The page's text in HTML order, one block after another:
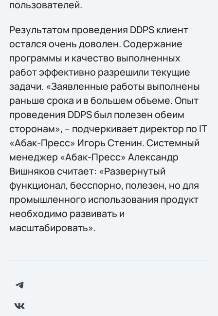
пользователей.
Результатом проведения DDPS клиент
остался очень доволен. Содержание
программы и качество выполненных
работ эффективно разрешили текущие
задачи. «Заявленные работы выполнены
раньше срока и в большем объеме. Опыт
проведения DDPS был полезен обеим
сторонам», – подчеркивает директор по IТ
«Абак-Пресс» Игорь Стенин. Системный
менеджер «Абак-Пресс» Александр
Вишняков считает: «Развернутый
функционал, бесспорно, полезен, но для
промышленного использования продукт
необходимо развивать и
масштабировать».